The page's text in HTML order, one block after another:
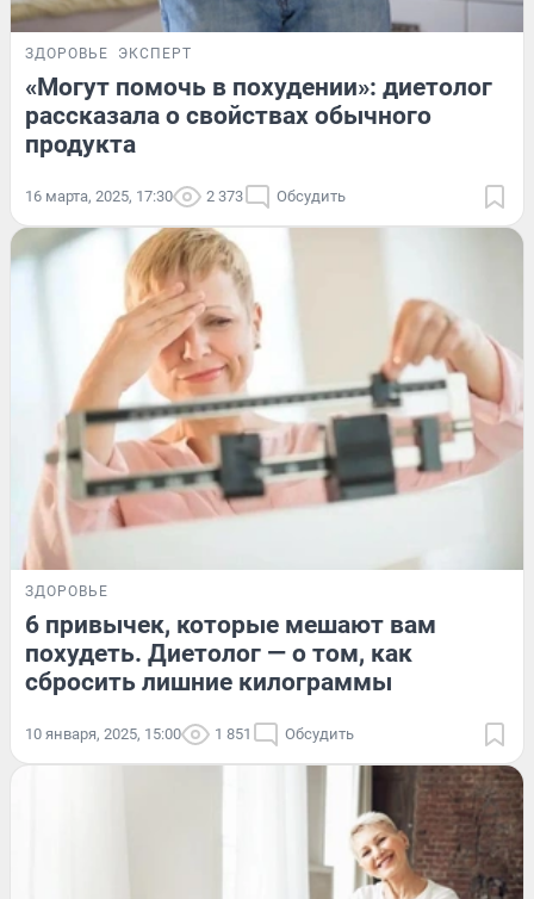
ЗДОРОВЬЕ ЭКСПЕРТ
«Могут помочь в похудении»: диетолог
рассказала о свойствах обычного
продукта
16 марта, 2025, 17:30 2 373 Обсудить
ЗДОРОВЬЕ
6 привычек, которые мешают вам
похудеть. Диетолог — о том, как
сбросить лишние килограммы
10 января, 2025, 15:00 1 851 Обсудить